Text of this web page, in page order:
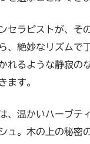
セラピストが、そ
、絶妙なリズムで
れるような静寂の
ます。
、温かいハーブテ
ュ。木の上の秘密